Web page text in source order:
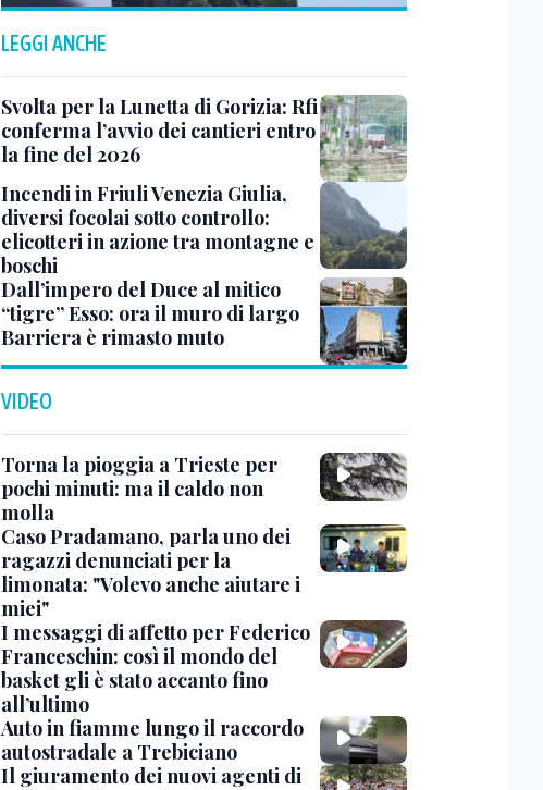
LEGGI ANCHE
Svolta per la Lunetta di Gorizia: Rfi
conferma l’avvio dei cantieri entro
la fine del 2026
Incendi in Friuli Venezia Giulia,
diversi focolai sotto controllo:
elicotteri in azione tra montagne e
boschi
Dall’impero del Duce al mitico
“tigre” Esso: ora il muro di largo
Barriera è rimasto muto
VIDEO
Torna la pioggia a Trieste per
pochi minuti: ma il caldo non
molla
Caso Pradamano, parla uno dei
ragazzi denunciati per la
limonata: "Volevo anche aiutare i
miei"
I messaggi di affetto per Federico
Franceschin: così il mondo del
basket gli è stato accanto fino
all’ultimo
Auto in fiamme lungo il raccordo
autostradale a Trebiciano
Il giuramento dei nuovi agenti di